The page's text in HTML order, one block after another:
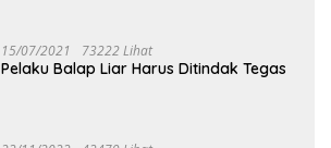
15/07/2021 73222 Lihat
Pelaku Balap Liar Harus Ditindak Tegas